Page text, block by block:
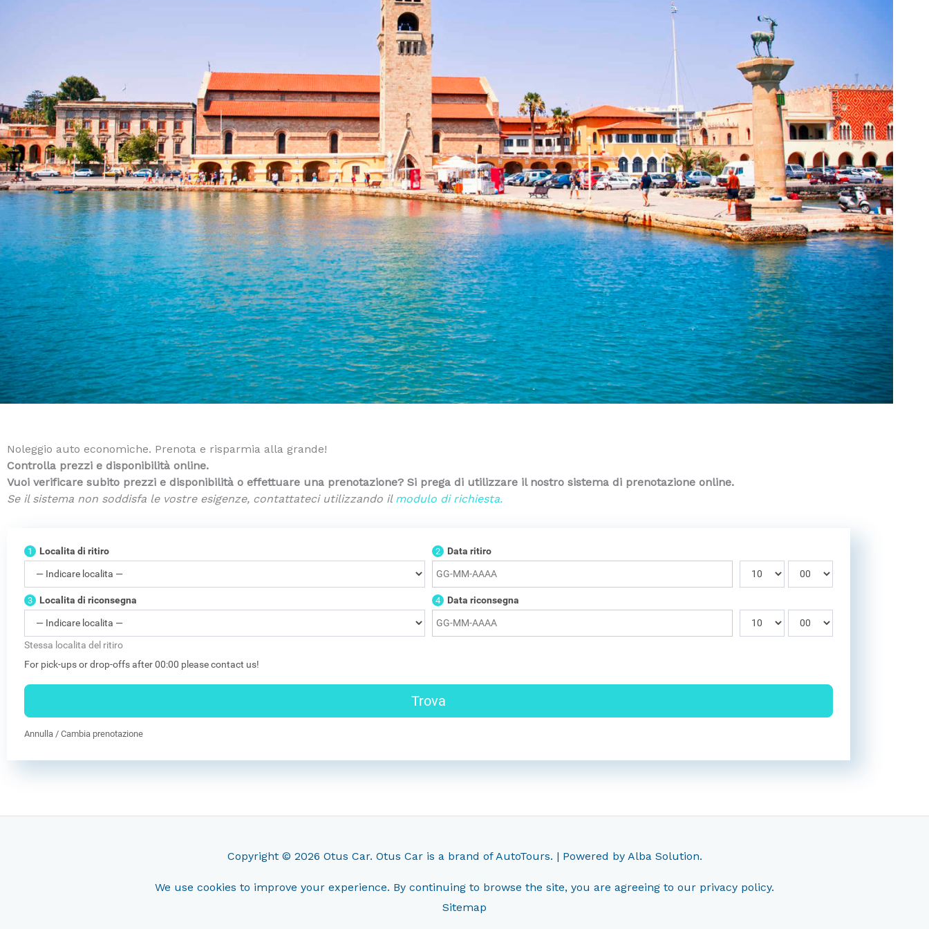
Noleggio auto economiche. Prenota e risparmia alla grande!
Controlla prezzi e disponibilità online.
Vuoi verificare subito prezzi e disponibilità o effettuare una prenotazione? Si prega di utilizzare il nostro sistema di prenotazione online.
Se il sistema non soddisfa le vostre esigenze, contattateci utilizzando il modulo di richiesta.
1 Localita di ritiro 2 Data ritiro
3 Localita di riconsegna
Stessa localita del ritiro
4 Data riconsegna
For pick-ups or drop-offs after 00:00 please contact us!
Trova
Annulla / Cambia prenotazione
Copyright © 2026 Otus Car. Otus Car is a brand of AutoTours. | Powered by Alba Solution.
We use cookies to improve your experience. By continuing to browse the site, you are agreeing to our privacy policy.
Sitemap